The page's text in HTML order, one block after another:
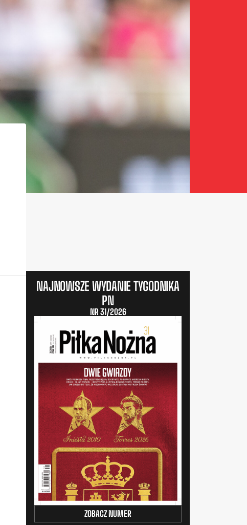
NAJNOWSZE WYDANIE TYGODNIKA
PN
NR 31/2026
ZOBACZ NUMER